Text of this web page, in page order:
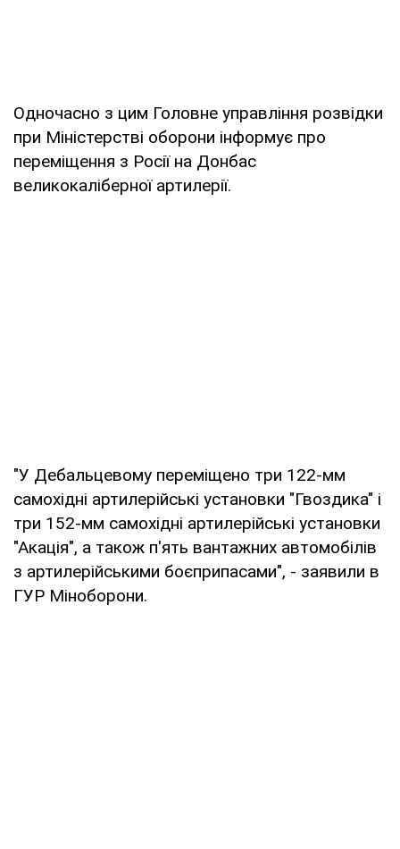
Одночасно з цим Головне управління розвідки
при Міністерстві оборони інформує про
переміщення з Росії на Донбас
великокаліберної артилерії.
"У Дебальцевому переміщено три 122-мм
самохідні артилерійські установки "Гвоздика" і
три 152-мм самохідні артилерійські установки
"Акація", а також п'ять вантажних автомобілів
з артилерійськими боєприпасами", - заявили в
ГУР Міноборони.